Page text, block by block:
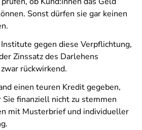
Sonst dürfen sie gar keinen
gegen diese Verpflichtung,
Zinssatz des Darlehens
rückwirkend.
einen teuren Kredit gegeben,
finanziell nicht zu stemmen
mit Musterbrief und individueller